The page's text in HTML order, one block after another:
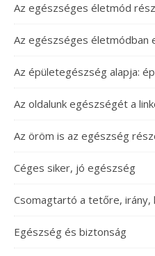
Az egészséges életmód
Az egészséges életmódban
Az épületegészség alapja:
Az oldalunk egészségét a
Az öröm is az egészség
Céges siker, jó egészség
Csomagtartó a tetőre, irány,
Egészség és biztonság